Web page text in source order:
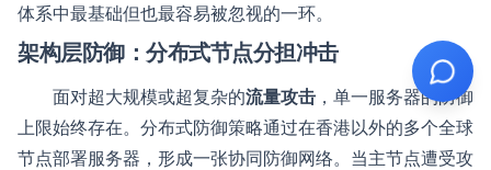
体系中最基础但也最容易被忽视的一环。
架构层防御：分布式节点分担冲击
面对超大规模或超复杂的流量攻击 ，单一服务器的防御
上限始终存在。分布式防御策略通过在香港以外的多个全球
节点部署服务器，形成一张协同防御网络。当主节点遭受攻